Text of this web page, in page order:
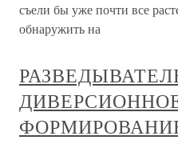
съели бы уже почти все
обнаружить на